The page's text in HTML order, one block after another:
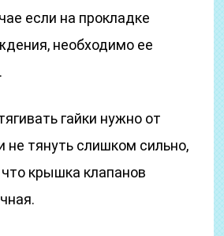
если на прокладке
необходимо ее
гайки нужно от
не тянуть слишком сильно,
крышка клапанов